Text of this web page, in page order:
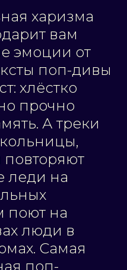
харизма
вам
эмоции от
поп-дивы
хлёстко
прочно
А треки
повторяют
леди на
поют на
люди в
Самая
поп-